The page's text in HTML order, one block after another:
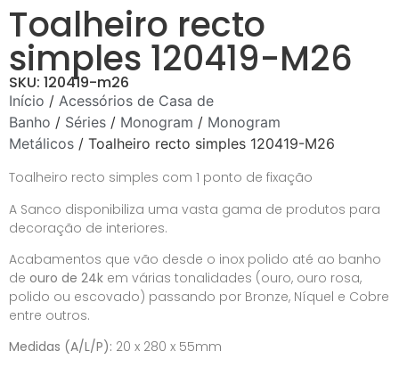
Toalheiro recto
simples 120419-M26
SKU: 120419-m26
Início / Acessórios de Casa de
Banho / Séries / Monogram / Monogram
Metálicos / Toalheiro recto simples 120419-M26
Toalheiro recto simples com 1 ponto de fixação
A Sanco disponibiliza uma vasta gama de produtos para
decoração de interiores.
Acabamentos que vão desde o inox polido até ao banho
de ouro de 24k em várias tonalidades (ouro, ouro rosa,
polido ou escovado) passando por Bronze, Níquel e Cobre
entre outros.
Medidas (A/L/P): 20 x 280 x 55mm